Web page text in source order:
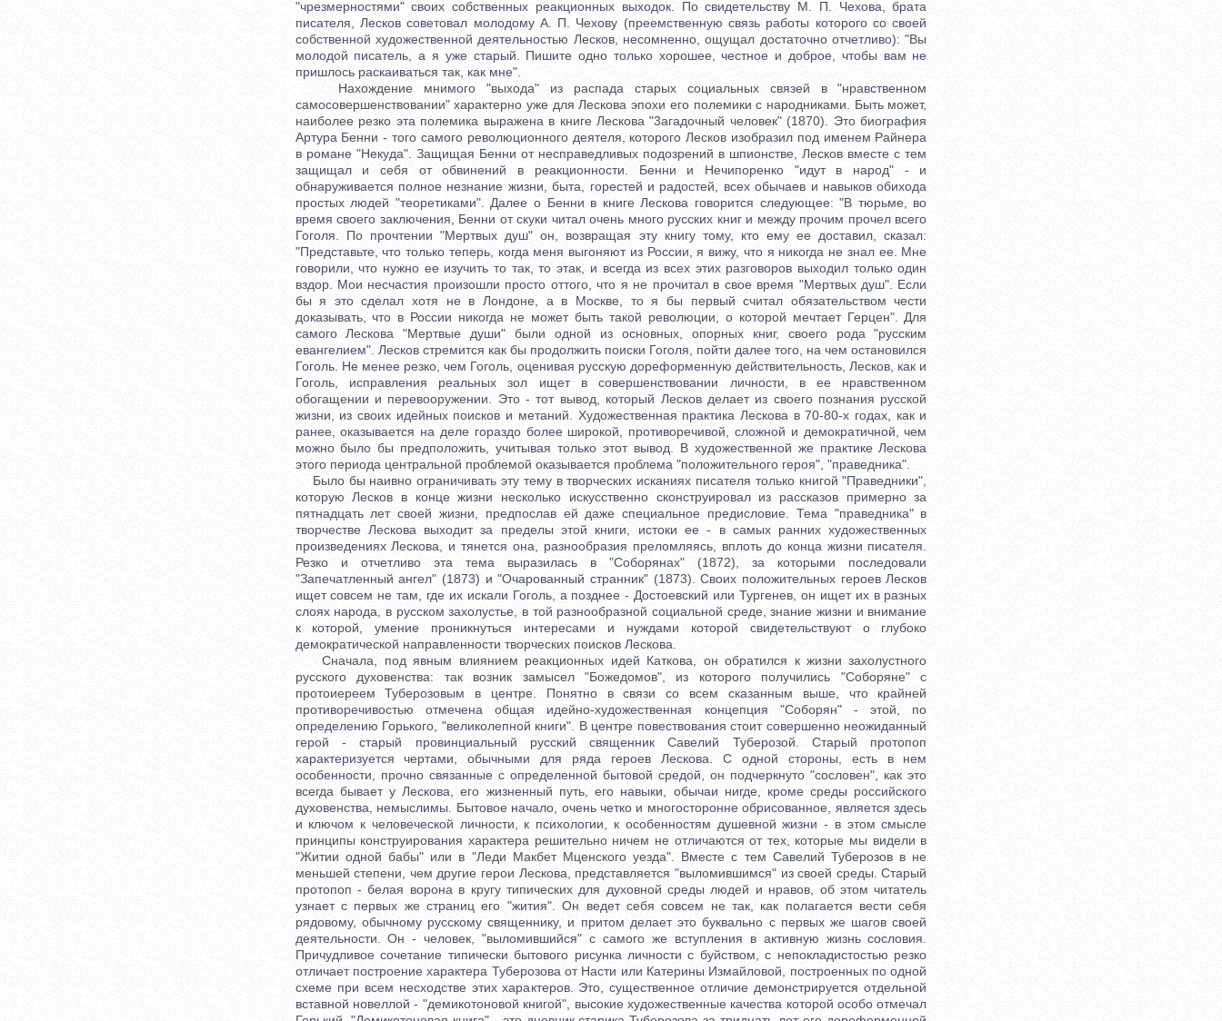
"чрезмерностями" своих собственных реакционных выходок. По свидетельству М. П. Чехова, брата
писателя, Лесков советовал молодому А. П. Чехову (преемственную связь работы которого со своей
собственной художественной деятельностью Лесков, несомненно, ощущал достаточно отчетливо): "Вы
молодой писатель, а я уже старый. Пишите одно только хорошее, честное и доброе, чтобы вам не
пришлось раскаиваться так, как мне".
Нахождение мнимого "выхода" из распада старых социальных связей в "нравственном
самосовершенствовании" характерно уже для Лескова эпохи его полемики с народниками. Быть может,
наиболее резко эта полемика выражена в книге Лескова "3агадочный человек" (1870). Это биография
Артура Бенни - того самого революционного деятеля, которого Лесков изобразил под именем Райнера
в романе "Некуда". Защищая Бенни от несправедливых подозрений в шпионстве, Лесков вместе с тем
защищал и себя от обвинений в реакционности. Бенни и Нечипоренко "идут в народ" - и
обнаруживается полное незнание жизни, быта, горестей и радостей, всех обычаев и навыков обихода
простых людей "теоретиками". Далее о Бенни в книге Лескова говорится следующее: "В тюрьме, во
время своего заключения, Бенни от скуки читал очень много русских книг и между прочим прочел всего
Гоголя. По прочтении "Мертвых душ" он, возвращая эту книгу тому, кто ему ее доставил, сказал:
"Представьте, что только теперь, когда меня выгоняют из России, я вижу, что я никогда не знал ее. Мне
говорили, что нужно ее изучить то так, то этак, и всегда из всех этих разговоров выходил только один
вздор. Мои несчастия произошли просто оттого, что я не прочитал в свое время "Мертвых душ". Если
бы я это сделал хотя не в Лондоне, а в Москве, то я бы первый считал обязательством чести
доказывать, что в России никогда не может быть такой революции, о которой мечтает Герцен". Для
самого Лескова "Мертвые души" были одной из основных, опорных книг, своего рода "русским
евангелием". Лесков стремится как бы продолжить поиски Гоголя, пойти далее того, на чем остановился
Гоголь. Не менее резко, чем Гоголь, оценивая русскую дореформенную действительность, Лесков, как и
Гоголь, исправления реальных зол ищет в совершенствовании личности, в ее нравственном
обогащении и перевооружении. Это - тот вывод, который Лесков делает из своего познания русской
жизни, из своих идейных поисков и метаний. Художественная практика Лескова в 70-80-х годах, как и
ранее, оказывается на деле гораздо более широкой, противоречивой, сложной и демократичной, чем
можно было бы предположить, учитывая только этот вывод. В художественной же практике Лескова
этого периода центральной проблемой оказывается проблема "положительного героя", "праведника".
Было бы наивно ограничивать эту тему в творческих исканиях писателя только книгой "Праведники",
которую Лесков в конце жизни несколько искусственно сконструировал из рассказов примерно за
пятнадцать лет своей жизни, предпослав ей даже специальное предисловие. Тема "праведника" в
творчестве Лескова выходит за пределы этой книги, истоки ее - в самых ранних художественных
произведениях Лескова, и тянется она, разнообразия преломляясь, вплоть до конца жизни писателя.
Резко и отчетливо эта тема выразилась в "Соборянах" (1872), за которыми последовали
"Запечатленный ангел" (1873) и "Очарованный странник" (1873). Своих положительных героев Лесков
ищет совсем не там, где их искали Гоголь, а позднее - Достоевский или Тургенев, он ищет их в разных
слоях народа, в русском захолустье, в той разнообразной социальной среде, знание жизни и внимание
к которой, умение проникнуться интересами и нуждами которой свидетельствуют о глубоко
демократической направленности творческих поисков Лескова.
Сначала, под явным влиянием реакционных идей Каткова, он обратился к жизни захолустного
русского духовенства: так возник замысел "Божедомов", из которого получились "Соборяне" с
протоиереем Туберозовым в центре. Понятно в связи со всем сказанным выше, что крайней
противоречивостью отмечена общая идейно-художественная концепция "Соборян" - этой, по
определению Горького, "великолепной книги". В центре повествования стоит совершенно неожиданный
герой - старый провинциальный русский священник Савелий Туберозой. Старый протопоп
характеризуется чертами, обычными для ряда героев Лескова. С одной стороны, есть в нем
особенности, прочно связанные с определенной бытовой средой, он подчеркнуто "сословен", как это
всегда бывает у Лескова, его жизненный путь, его навыки, обычаи нигде, кроме среды российского
духовенства, немыслимы. Бытовое начало, очень четко и многосторонне обрисованное, является здесь
и ключом к человеческой личности, к психологии, к особенностям душевной жизни - в этом смысле
принципы конструирования характера решительно ничем не отличаются от тех, которые мы видели в
"Житии одной бабы" или в "Леди Макбет Мценского уезда". Вместе с тем Савелий Туберозов в не
меньшей степени, чем другие герои Лескова, представляется "выломившимся" из своей среды. Старый
протопоп - белая ворона в кругу типических для духовной среды людей и нравов, об этом читатель
узнает с первых же страниц его "жития". Он ведет себя совсем не так, как полагается вести себя
рядовому, обычному русскому священнику, и притом делает это буквально с первых же шагов своей
деятельности. Он - человек, "выломившийся" с самого же вступления в активную жизнь сословия.
Причудливое сочетание типически бытового рисунка личности с буйством, с непокладистостью резко
отличает построение характера Туберозова от Насти или Катерины Измайловой, построенных по одной
схеме при всем несходстве этих характеров. Это, существенное отличие демонстрируется отдельной
вставной новеллой - "демикотоновой книгой", высокие художественные качества которой особо отмечал